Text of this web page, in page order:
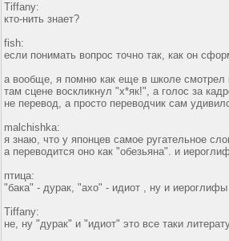
Tiffany:
кто-нить знает?
fish:
если понимать вопрос точно так, как он
а вообще, я помню как еще в школе смотрел
там сцене воскликнул "х*як!", а голос за
не перевод, а просто переводчик сам
malchishka:
я знаю, что у японцев самое ругательное
а переводится оно как "обезьяна". и
птица:
"бака" - дурак, "ахо" - идиот , ну и
Tiffany:
не, ну "дурак" и "идиот" это все таки